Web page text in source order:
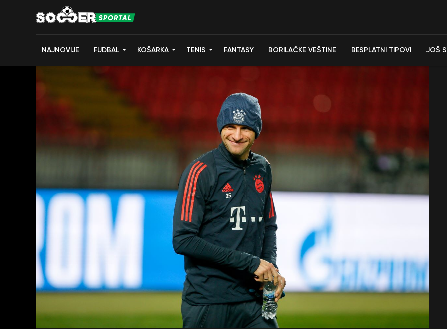
NAJNOVIJE FUDBAL KOŠARKA TENIS FANTASY BORILAČKE VEŠTINE BESPLATNI TIPOVI JOŠ